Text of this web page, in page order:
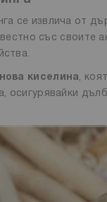
се извлича от
със своите
киселина,
осигурявайки